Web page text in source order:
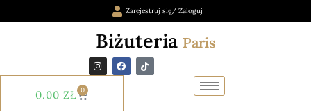
Zarejestruj się/ Zaloguj
Biżuteria Paris
0.00 ZŁ 0